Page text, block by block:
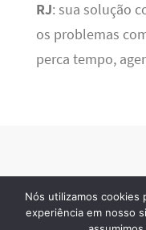
RJ: sua solução
os problemas
perca tempo,
·
Nós utilizamos cookies
experiência em nosso